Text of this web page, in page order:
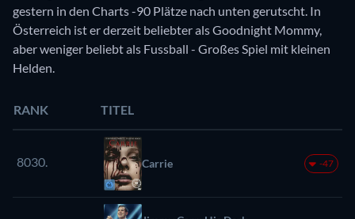
gestern in den Charts -90 Plätze nach unten gerutscht. In
Österreich ist er derzeit beliebter als Goodnight Mommy,
aber weniger beliebt als Fussball - Großes Spiel mit kleinen
Helden.
RANK TITEL
8030. Carrie -47